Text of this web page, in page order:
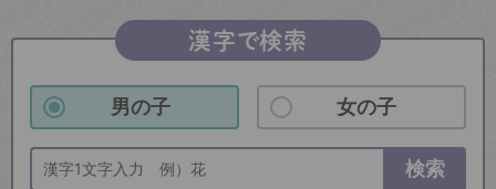
漢字で検索
男の子 女の子
検索